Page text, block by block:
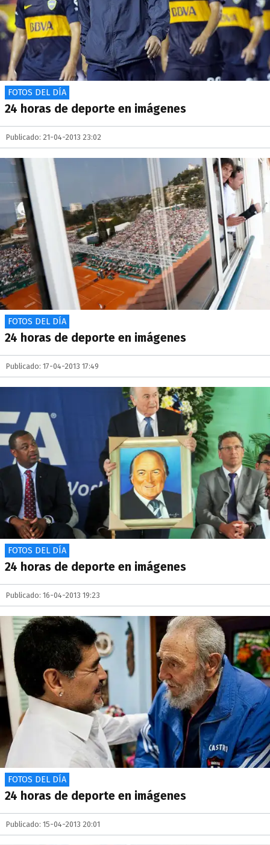
FOTOS DEL DÍA
24 horas de deporte en imágenes
Publicado: 21-04-2013 23:02
FOTOS DEL DÍA
24 horas de deporte en imágenes
Publicado: 17-04-2013 17:49
FOTOS DEL DÍA
24 horas de deporte en imágenes
Publicado: 16-04-2013 19:23
FOTOS DEL DÍA
24 horas de deporte en imágenes
Publicado: 15-04-2013 20:01